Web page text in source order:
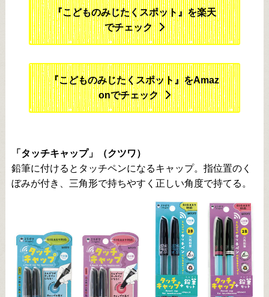
『こどものみじたくスポット』を楽天
でチェック
『こどものみじたくスポット』をAmaz
onでチェック
「タッチキャップ」（クツワ）
鉛筆に付けるとタッチペンになるキャップ。指位置のく
ぼみが付き、三角形で持ちやすく正しい角度で持てる。